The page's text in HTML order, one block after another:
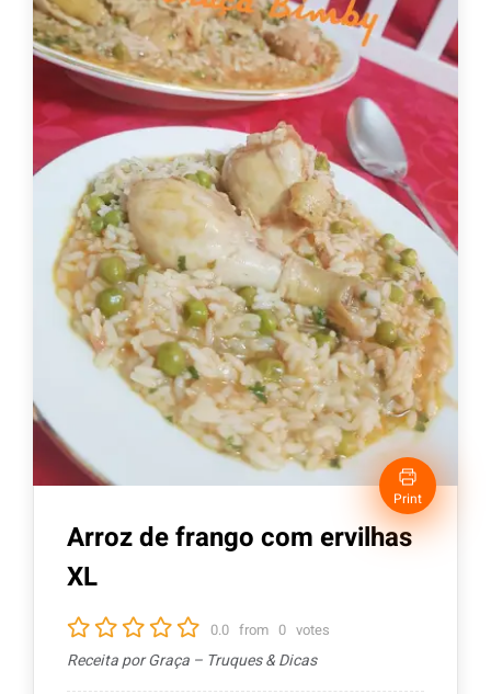
Print
Arroz de frango com ervilhas
XL
0.0 from 0 votes
Receita por Graça – Truques & Dicas